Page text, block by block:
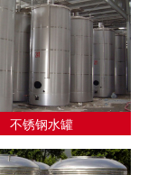
不锈钢水罐